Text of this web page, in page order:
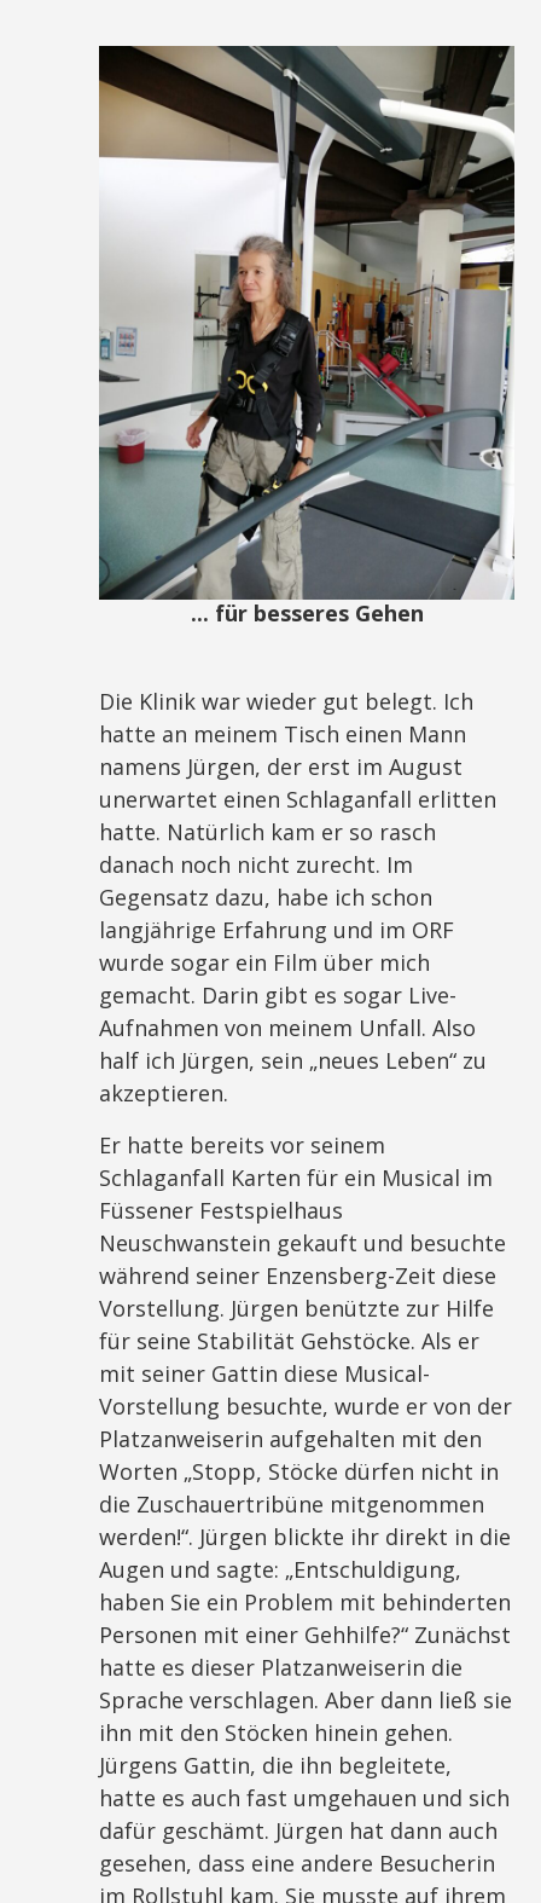
... für besseres Gehen
Die Klinik war wieder gut belegt. Ich
hatte an meinem Tisch einen Mann
namens Jürgen, der erst im August
unerwartet einen Schlaganfall erlitten
hatte. Natürlich kam er so rasch
danach noch nicht zurecht. Im
Gegensatz dazu, habe ich schon
langjährige Erfahrung und im ORF
wurde sogar ein Film über mich
gemacht. Darin gibt es sogar Live-
Aufnahmen von meinem Unfall. Also
half ich Jürgen, sein „neues Leben“ zu
akzeptieren.
Er hatte bereits vor seinem
Schlaganfall Karten für ein Musical im
Füssener Festspielhaus
Neuschwanstein gekauft und besuchte
während seiner Enzensberg-Zeit diese
Vorstellung. Jürgen benützte zur Hilfe
für seine Stabilität Gehstöcke. Als er
mit seiner Gattin diese Musical-
Vorstellung besuchte, wurde er von der
Platzanweiserin aufgehalten mit den
Worten „Stopp, Stöcke dürfen nicht in
die Zuschauertribüne mitgenommen
werden!“. Jürgen blickte ihr direkt in die
Augen und sagte: „Entschuldigung,
haben Sie ein Problem mit behinderten
Personen mit einer Gehhilfe?“ Zunächst
hatte es dieser Platzanweiserin die
Sprache verschlagen. Aber dann ließ sie
ihn mit den Stöcken hinein gehen.
Jürgens Gattin, die ihn begleitete,
hatte es auch fast umgehauen und sich
dafür geschämt. Jürgen hat dann auch
gesehen, dass eine andere Besucherin
im Rollstuhl kam. Sie musste auf ihrem